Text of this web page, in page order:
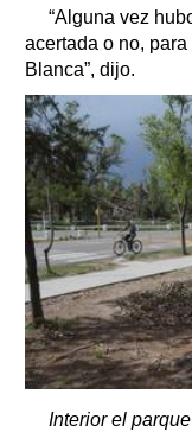
“Alguna vez
acertada o no,
Blanca”, dijo.
Interior el